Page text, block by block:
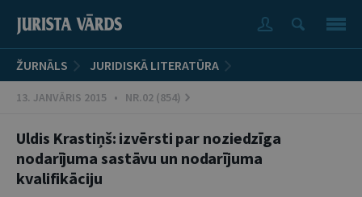
ŽURNĀLS JURIDISKĀ LITERATŪRA
13. JANVĀRIS 2015 • NR.02 (854)
Uldis Krastiņš: izvērsti par noziedzīga
nodarījuma sastāvu un nodarījuma
kvalifikāciju